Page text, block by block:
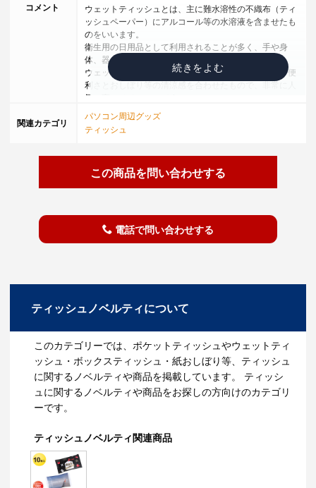
コメント
ウェットティッシュとは、主に難水溶性の不織布（ティ
ッシュペーパー）にアルコール等の水溶液を含ませたも
のをいいます。
衛生用の日用品として利用されることが多く、手や身
体、器などの表面を拭い汚れを取り除きます。
ウェットティッシュは、ティッシュペーパーの簡単・便
利さとおしぼり等の清涼感を合わせたもので、非常に人
気の高いノベルティです。
手洗いや洗顔の代用として使われたり、子供のおしりふ
きとして使われることもある。
ピクニックや運動会での手拭きとして・・・外出先で手
が汚れてしまった時、近くに水道があれば洗えますが、
す。
窓サッシの掃除に・・・窓サッシを掃除するのに使用す
ることが出来ます。柔らかく、汚れたら捨ててしまえる
ときに、ウェットティッシュでふくと、きれいに落ちま
す。
ＰＣのキーボードやマウスの掃除に・・・ホコリがたま
りやすいキーボードやマウスに関しても、ウェットティ
ッシュでふくことが出来ます。意外と便利です。
食後の汚れ拭きに・・・食後の口拭きやテーブルを拭く
際にもとても便利です。ティッシュペーパーに比べて、
油汚れも寄れやすくなります。
ります。
映画館での飲食時に・・・ポップコーン等、手が汚れや
関連カテゴリ
パソコン周辺グッズ
ティッシュ
この商品を問い合わせする
電話で問い合わせする
ティッシュノベルティについて
このカテゴリーでは、ポケットティッシュやウェットティ
ッシュ・ボックスティッシュ・紙おしぼり等、ティッシュ
に関するノベルティや商品を掲載しています。 ティッシ
ュに関するノベルティや商品をお探しの方向けのカテゴリ
ーです。
ティッシュノベルティ関連商品